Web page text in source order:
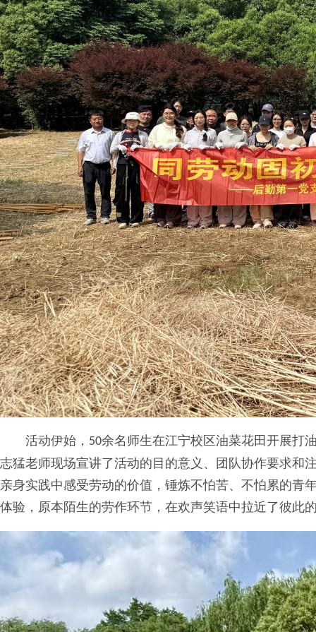
活动伊始， 50余名师生在江宁校区油菜花田开展打
志猛老师现场宣讲了活动的目的意义、团队协作要求和
亲身实践中感受劳动的价值，锤炼不怕苦、不怕累的青
体验，原本陌生的劳作环节，在欢声笑语中拉近了彼此